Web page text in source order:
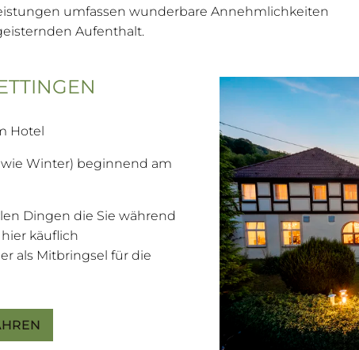
umfassen wunderbare Annehmlichkeiten
Aufenthalt.
Hotel
Winter) beginnend am
Dingen die Sie während
käuflich
als Mitbringsel für die